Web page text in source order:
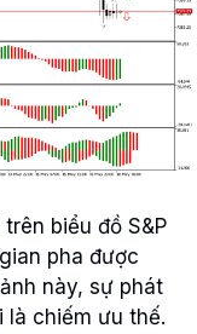
biểu đồ S&P
pha được
này, sự phát
chiếm ưu thế.